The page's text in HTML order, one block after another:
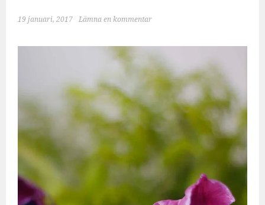
19 januari, 2017 Lämna en kommentar